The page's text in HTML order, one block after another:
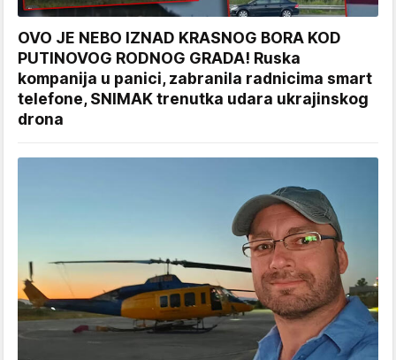
OVO JE NEBO IZNAD KRASNOG BORA KOD
PUTINOVOG RODNOG GRADA! Ruska
kompanija u panici, zabranila radnicima smart
telefone, SNIMAK trenutka udara ukrajinskog
drona